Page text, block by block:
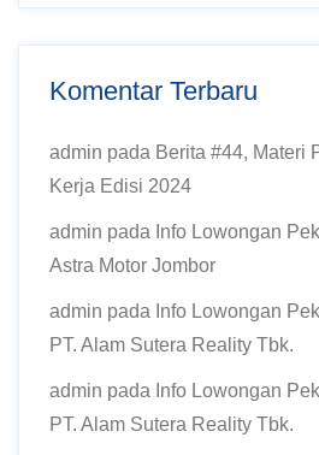
Komentar Terbaru
admin pada Berita #44, Materi
Kerja Edisi 2024
admin pada Info Lowongan
Astra Motor Jombor
admin pada Info Lowongan
PT. Alam Sutera Reality Tbk.
admin pada Info Lowongan
PT. Alam Sutera Reality Tbk.